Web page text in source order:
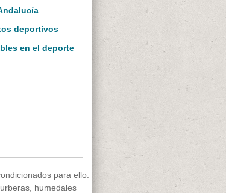
deportivos
en el deporte
para ello.
humedales